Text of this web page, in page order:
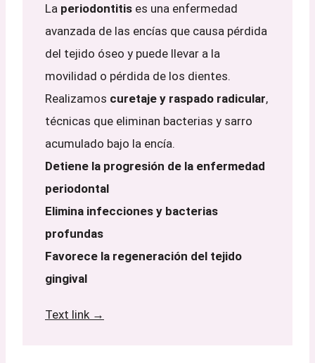
La periodontitis es una enfermedad
avanzada de las encías que causa pérdida
del tejido óseo y puede llevar a la
movilidad o pérdida de los dientes.
Realizamos curetaje y raspado radicular,
técnicas que eliminan bacterias y sarro
acumulado bajo la encía.
Detiene la progresión de la enfermedad
periodontal
Elimina infecciones y bacterias
profundas
Favorece la regeneración del tejido
gingival
Text link →